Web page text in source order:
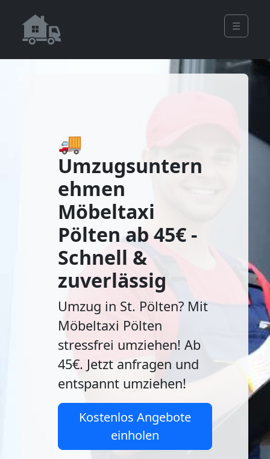
☰
🚚
Umzugsuntern
ehmen
Möbeltaxi
Pölten ab 45€ -
Schnell &
zuverlässig
Umzug in St. Pölten? Mit
Möbeltaxi Pölten
stressfrei umziehen! Ab
45€. Jetzt anfragen und
entspannt umziehen!
Kostenlos Angebote
einholen